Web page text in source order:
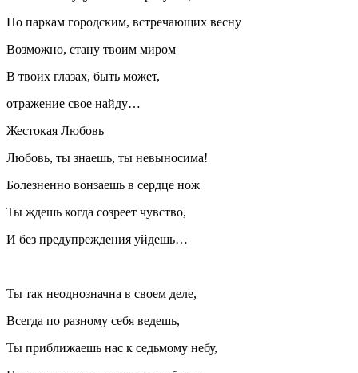
По паркам городским, встречающих весну
Возможно, стану твоим миром
В твоих глазах, быть может,
отражение свое найду…
Жестокая Любовь
Любовь, ты знаешь, ты невыносима!
Болезненно вонзаешь в сердце нож
Ты ждешь когда созреет чувство,
И без предупреждения уйдешь…
Ты так неоднозначна в своем деле,
Всегда по разному себя ведешь,
Ты приближаешь нас к седьмому небу,